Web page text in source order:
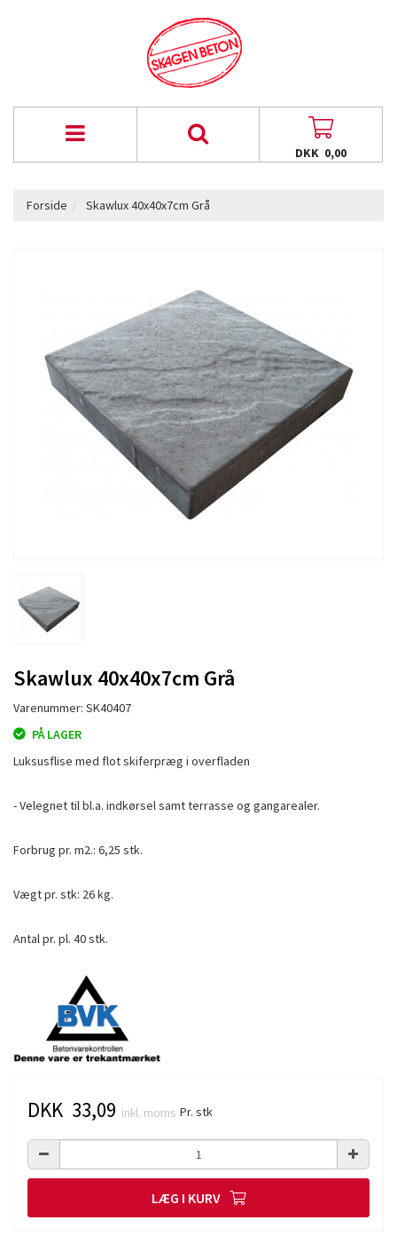
DKK 0,00
Forside Skawlux 40x40x7cm Grå
Skawlux 40x40x7cm Grå
Varenummer: SK40407
PÅ LAGER
Luksusflise med flot skiferpræg i overfladen
- Velegnet til bl.a. indkørsel samt terrasse og gangarealer.
Forbrug pr. m2.: 6,25 stk.
Vægt pr. stk: 26 kg.
Antal pr. pl. 40 stk.
DKK 33,09 inkl. moms Pr. stk
LÆG I KURV